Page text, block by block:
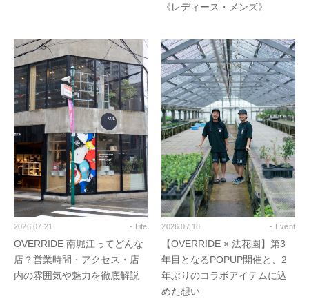
《レディース・メンズ》
2026.07.21 - Life
OVERRIDE 南堀江ってどんな
店？営業時間・アクセス・店
内の雰囲気や魅力を徹底解説
2026.07.18 - Event
【OVERRIDE × 法花園】第3
年目となるPOPUP開催と、2
年ぶりのコラボアイテムに込
めた想い